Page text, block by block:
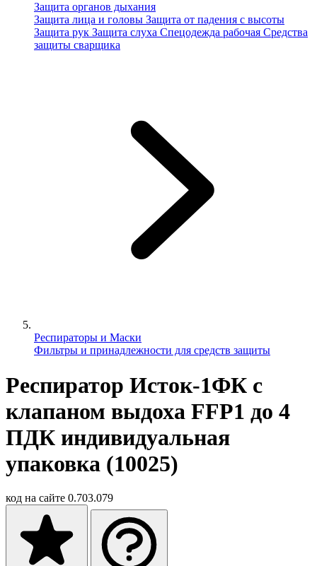
Защита органов дыхания
Защита лица и головы Защита от падения с высоты
Защита рук Защита слуха Спецодежда рабочая Средства
защиты сварщика
Респираторы и Маски
Фильтры и принадлежности для средств защиты
Респиратор Исток-1ФК с
клапаном выдоха FFP1 до 4
ПДК индивидуальная
упаковка (10025)
код на сайте 0.703.079